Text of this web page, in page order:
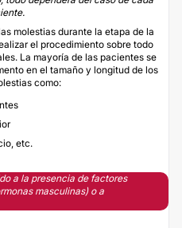
molestias durante la etapa de la
el procedimiento sobre todo
La mayoría de las pacientes se
en el tamaño y longitud de los
como:
etc.
a la presencia de factores
masculinas) o a